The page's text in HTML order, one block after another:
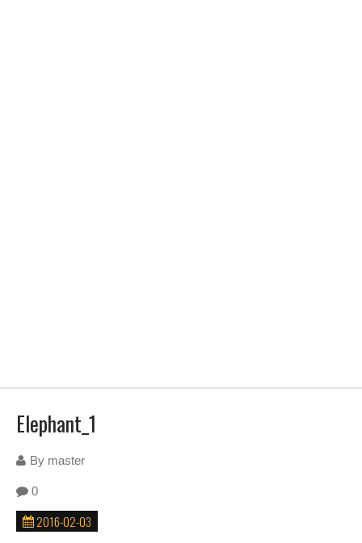
Elephant_1
By master
0
2016-02-03